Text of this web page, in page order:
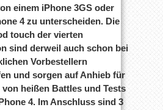
einem iPhone 3GS oder
4 zu unterscheiden. Die
touch der vierten
sind derweil auch schon bei
Vorbestellern
und sorgen auf Anhieb für
von heißen Battles und Tests
4. Im Anschluss sind 3